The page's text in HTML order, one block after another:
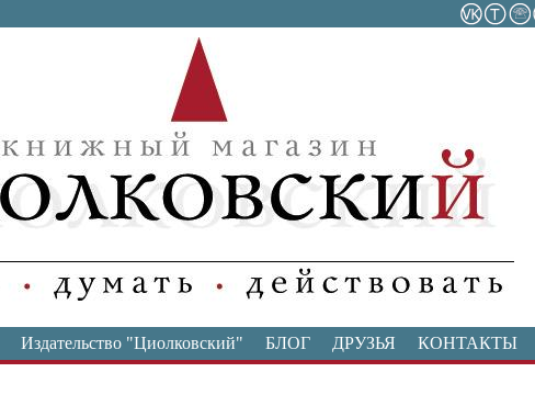
Издательство "Циолковский" БЛОГ ДРУЗЬЯ КОНТАКТЫ